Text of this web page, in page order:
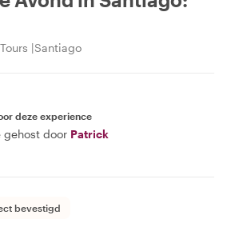
Santiago
deze experience
gehost door Patrick
bevestigd